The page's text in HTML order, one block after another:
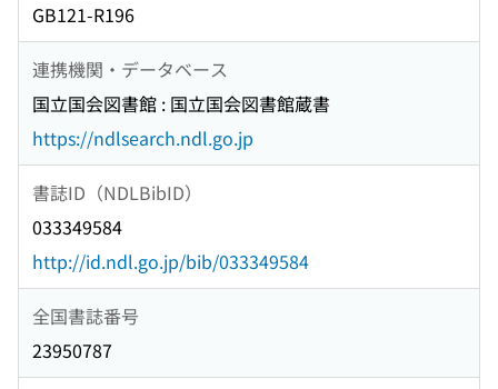
GB121-R196
連携機関・データベース
国立国会図書館 : 国立国会図書館蔵書
https://ndlsearch.ndl.go.jp
書誌ID（NDLBibID）
033349584
http://id.ndl.go.jp/bib/033349584
全国書誌番号
23950787